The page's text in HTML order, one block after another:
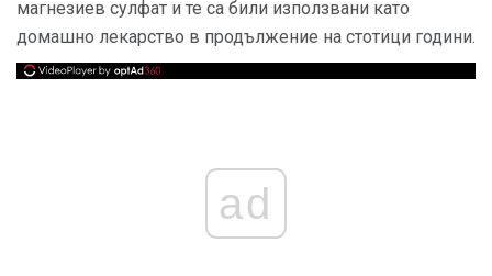
магнезиев сулфат и те са били използвани като
домашно лекарство в продължение на стотици години.
ad